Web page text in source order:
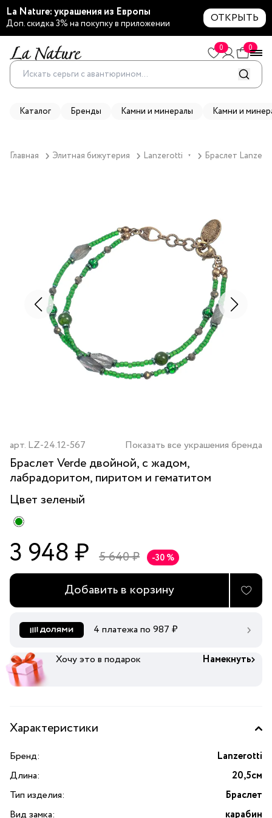
La Nature: украшения из Европы
Доп. скидка 3% на покупку в приложении ОТКРЫТЬ
0 0
Каталог Бренды Камни и минералы Камни и
Главная Элитная бижутерия Lanzerotti ▼ Браслет
арт. LZ-24.12-567 Показать все украшения бренда
Браслет Verde двойной, с жадом,
лабрадоритом, пиритом и гематитом
Цвет зеленый
3 948 ₽ 5 640 ₽ -30 %
Добавить в корзину
4 платежа по 987 ₽
Хочу это в подарок Намекнуть
Характеристики
Бренд:
Lanzerotti
Длина:
20,5см
Тип изделия:
Браслет
Вид замка:
карабин